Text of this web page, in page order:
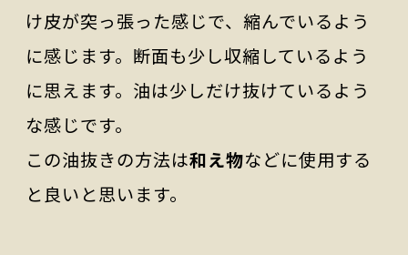
け皮が突っ張った感じで、縮んでいるよう
に感じます。断面も少し収縮しているよう
に思えます。油は少しだけ抜けているよう
な感じです。
この油抜きの方法は和え物などに使用する
と良いと思います。